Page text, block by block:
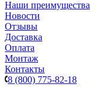
Наши преимущества
Новости
Отзывы
Доставка
Оплата
Монтаж
Контакты
8 (800) 775-82-18